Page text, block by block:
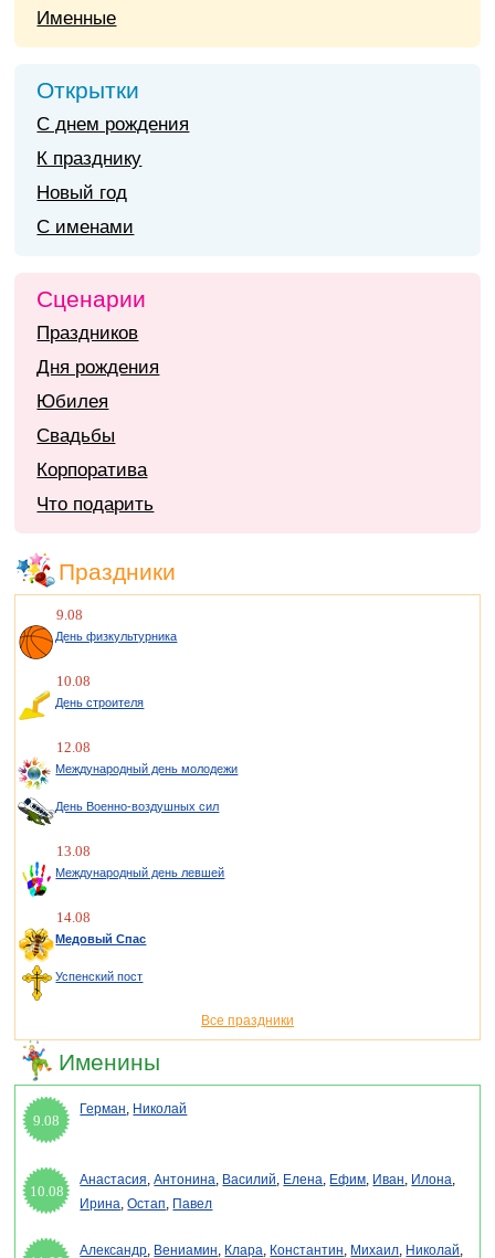
Именные
Открытки
С днем рождения
К празднику
Новый год
С именами
Сценарии
Праздников
Дня рождения
Юбилея
Свадьбы
Корпоратива
Что подарить
Праздники
9.08
День физкультурника
10.08
День строителя
12.08
Международный день молодежи
День Военно-воздушных сил
13.08
Международный день левшей
14.08
Медовый Спас
Успенский пост
Все праздники
Именины
9.08
Герман, Николай
10.08
Анастасия,Антонина, Василий, Елена, Ефим, Иван, Илона,
Ирина,Остап, Павел
Александр, Вениамин, Клара, Константин, Михаил, Николай,